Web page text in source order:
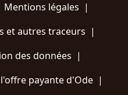
Mentions légales |
et autres traceurs |
des données |
payante d'Ode |